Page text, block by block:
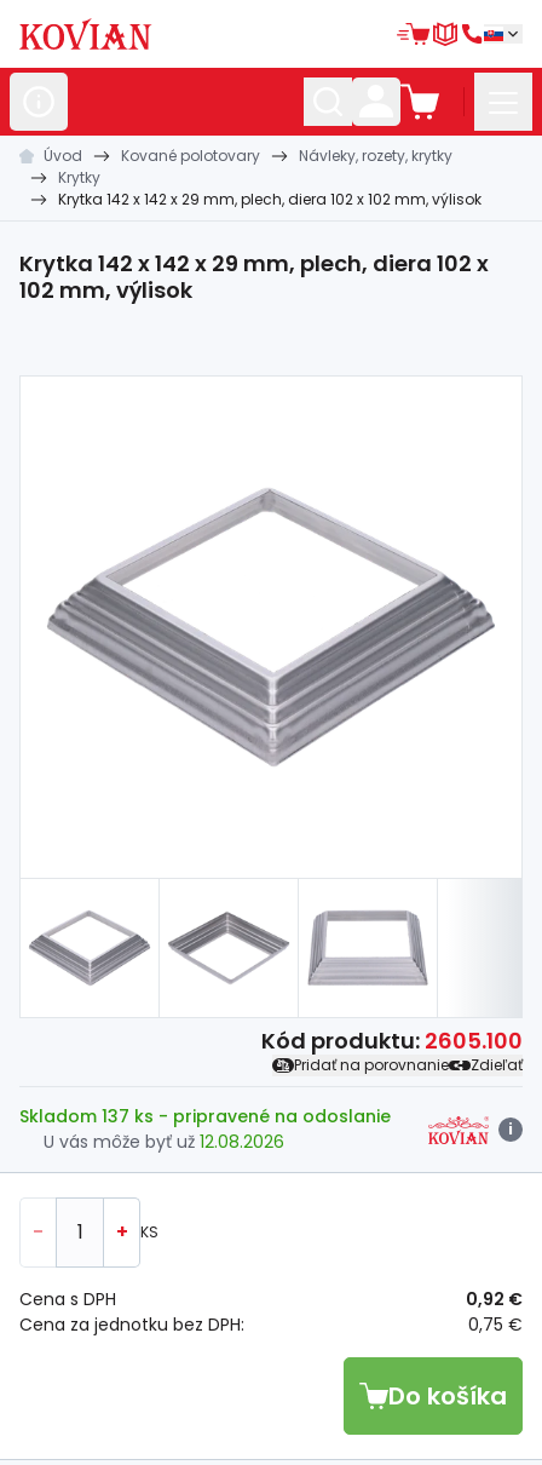
Nerezovépolotovary
Hliníkovépolotovary
Kovanépolotovary
Zábradlia a madlá
materiál
Zľava
Úvod Kované polotovary
Návleky, rozety, krytky
Krytky
Krytka 142 x 142 x 29 mm, plech, diera 102 x 102 mm, výlisok
Krytka 142 x 142 x 29 mm, plech, diera 102 x
102 mm, výlisok
Kód produktu: 2605.100
Pridať na porovnanie Zdieľať
Skladom 137 ks - pripravené na odoslanie
U vás môže byť už 12.08.2026
i
- + KS
Cena za jednotku bez DPH: 0,75 €
Cena s DPH 0,92 €
Do košíka